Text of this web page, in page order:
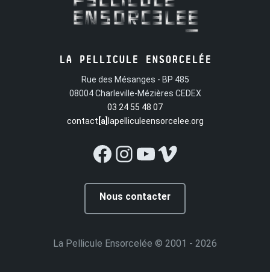
LA PELLICULE ENSORCELÉE
Rue des Mésanges - BP 485
08004 Charleville-Mézières CEDEX
03 24 55 48 07
contact [a] lapelliculeensorcelee.org
Facebook
Instagram
YouTube
Vimeo
Nous contacter
La Pellicule Ensorcelée © 2001 - 2026